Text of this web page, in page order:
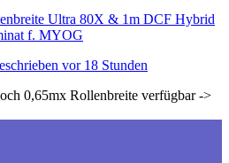
Ultra 80X & 1m DCF Hybrid
f. MYOG
vor 18 Stunden
0,65mx Rollenbreite verfügbar ->